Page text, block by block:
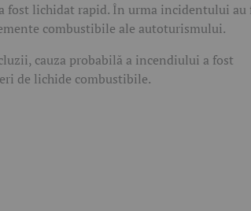
fost lichidat rapid. În urma incidentului au
combustibile ale autoturismului.
cauza probabilă a incendiului a fost
de lichide combustibile.